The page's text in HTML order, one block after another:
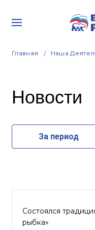
Главная Наша
Новости
За период
Состоялся
рыбка»